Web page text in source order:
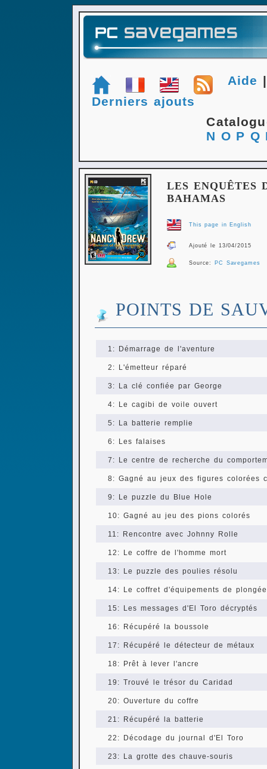
Aide
Derniers ajouts
N O P Q
LES ENQUÊTES
BAHAMAS
This page in English
Ajouté le 13/04/2015
Source: PC Savegames
POINTS DE
1: Démarrage de l'aventure
2: L'émetteur réparé
3: La clé confiée par George
4: Le cagibi de voile ouvert
5: La batterie remplie
6: Les falaises
7: Le centre de recherche du
8: Gagné au jeux des figures colorées
9: Le puzzle du Blue Hole
10: Gagné au jeu des pions colorés
11: Rencontre avec Johnny Rolle
12: Le coffre de l'homme mort
13: Le puzzle des poulies résolu
14: Le coffret d'équipements de
15: Les messages d'El Toro décryptés
16: Récupéré la boussole
17: Récupéré le détecteur de métaux
18: Prêt à lever l'ancre
19: Trouvé le trésor du Caridad
20: Ouverture du coffre
21: Récupéré la batterie
22: Décodage du journal d'El Toro
23: La grotte des chauve-souris